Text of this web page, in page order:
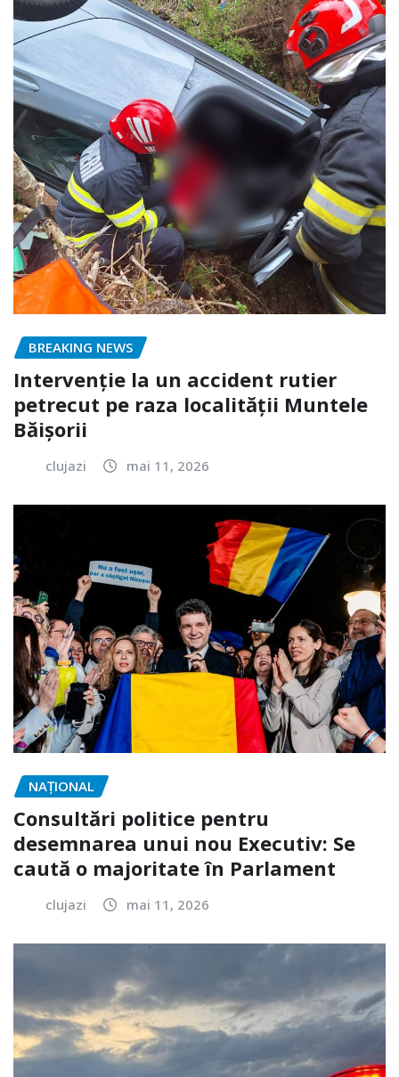
BREAKING NEWS
Intervenție la un accident rutier
petrecut pe raza localității Muntele
Băișorii
clujazi mai 11, 2026
NAŢIONAL
Consultări politice pentru
desemnarea unui nou Executiv: Se
caută o majoritate în Parlament
clujazi mai 11, 2026